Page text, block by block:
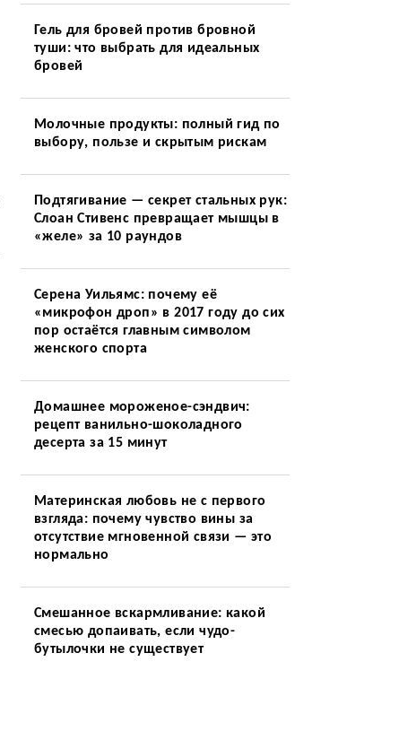
Гель для бровей против бровной
туши: что выбрать для идеальных
бровей
Молочные продукты: полный гид по
выбору, пользе и скрытым рискам
Подтягивание — секрет стальных рук:
Слоан Стивенс превращает мышцы в
«желе» за 10 раундов
Серена Уильямс: почему её
«микрофон дроп» в 2017 году до сих
пор остаётся главным символом
женского спорта
Домашнее мороженое-сэндвич:
рецепт ванильно-шоколадного
десерта за 15 минут
Материнская любовь не с первого
взгляда: почему чувство вины за
отсутствие мгновенной связи — это
нормально
Смешанное вскармливание: какой
смесью допаивать, если чудо-
бутылочки не существует